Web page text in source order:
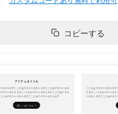
コピーする